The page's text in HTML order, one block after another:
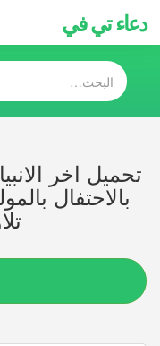
دعاء تي في
تحميل اخر
بالاحتفال